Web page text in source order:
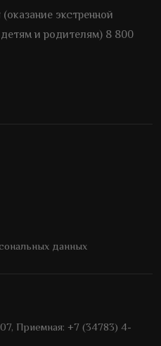
экстренной
и родителям) 8 800
данных
Приемная: +7 (34783) 4-